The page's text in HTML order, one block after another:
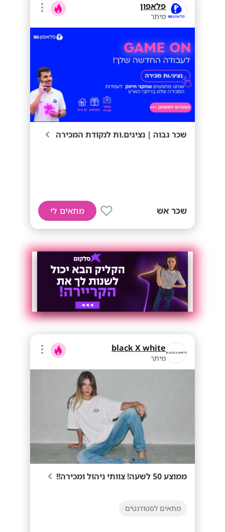
פלאפון
מיתר
שכר גבוה | נציגים.ות לנקודת המכירה
שכר אש מתאים לי
black X white
מיתר
ממוצע 50 לשעה! צוותי ניהול ומכירה!!
מתאים לסטודנטים